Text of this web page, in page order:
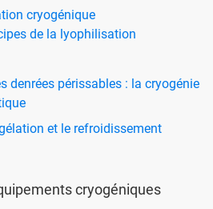
cryogénique
de la lyophilisation
denrées périssables : la cryogénie
et le refroidissement
cryogéniques